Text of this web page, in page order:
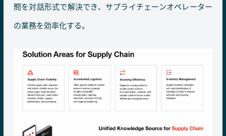
問を対話形式で解決でき、サプライチェーンオペレーター
の業務を効率化する。